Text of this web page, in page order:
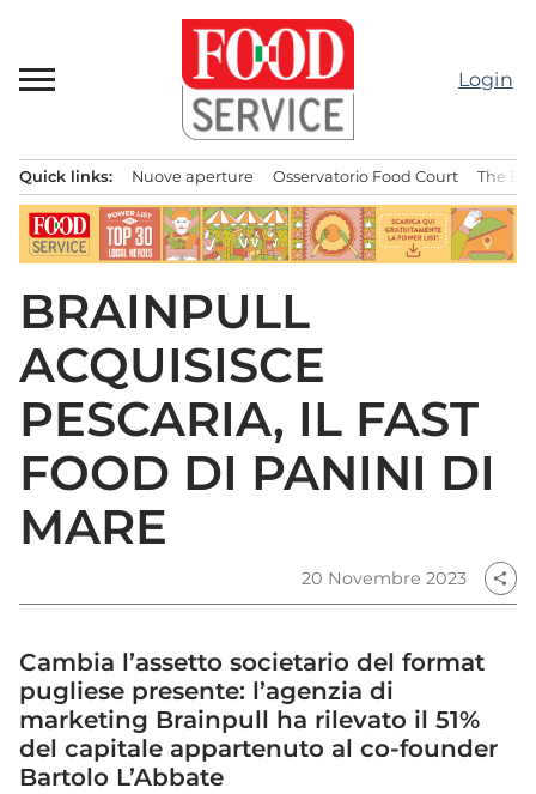
contenuto
Login
principale
Quick links: Nuove aperture Osservatorio Food Court The
BRAINPULL
ACQUISISCE
PESCARIA, IL FAST
FOOD DI PANINI DI
MARE
20 Novembre 2023 share
Cambia l’assetto societario del format
pugliese presente: l’agenzia di
marketing Brainpull ha rilevato il 51%
del capitale appartenuto al co-founder
Bartolo L’Abbate